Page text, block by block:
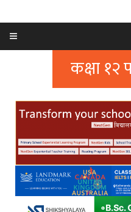
कक्षा १२